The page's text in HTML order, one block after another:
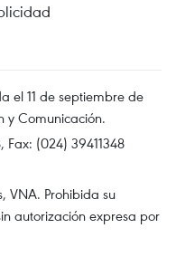
el 11 de septiembre de
y Comunicación.
Fax: (024) 39411348
VNA. Prohibida su
autorización expresa por